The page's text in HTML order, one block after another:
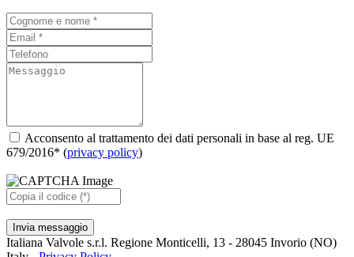
Acconsento al trattamento dei dati personali in base al reg. UE
679/2016* (privacy policy)
Invia messaggio
Italiana Valvole s.r.l. Regione Monticelli, 13 - 28045 Invorio (NO)